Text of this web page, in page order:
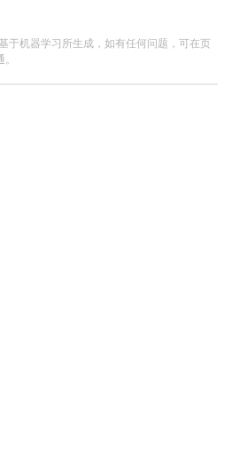
于机器学习所生成，如有任何问题，可在页